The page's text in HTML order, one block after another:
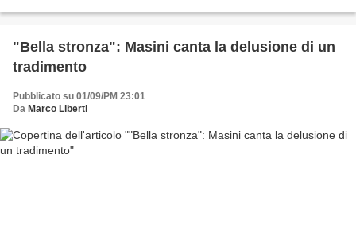
"Bella stronza": Masini canta la delusione di un
tradimento
Pubblicato su 01/09/PM 23:01
Da Marco Liberti